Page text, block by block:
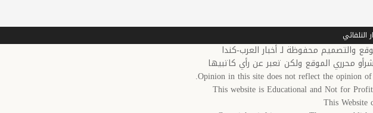
محرري الموقع ولكن تعبر عن رأي كاتبيها
Opinion in this site does not reflect the opinion
This website is Educational and Not for
This Website